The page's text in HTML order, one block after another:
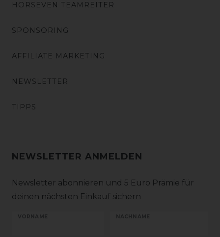
HORSEVEN TEAMREITER
SPONSORING
AFFILIATE MARKETING
NEWSLETTER
TIPPS
NEWSLETTER ANMELDEN
Newsletter abonnieren und 5 Euro Prämie für
deinen nächsten Einkauf sichern
VORNAME NACHNAME